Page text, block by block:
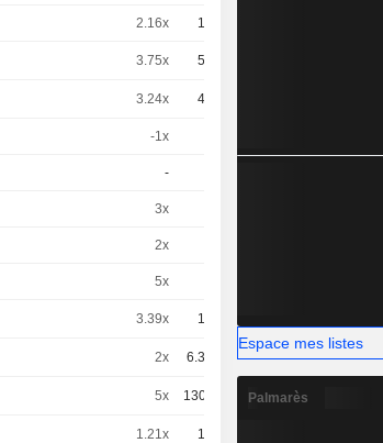
2.16x 10
3.75x 50
3.24x 40
-1x
-
3x
2x
5x
3.39x 10
2x 6.37 -EUR
5x 130.97 -
1.21x 10
Espace mes listes
Palmarès